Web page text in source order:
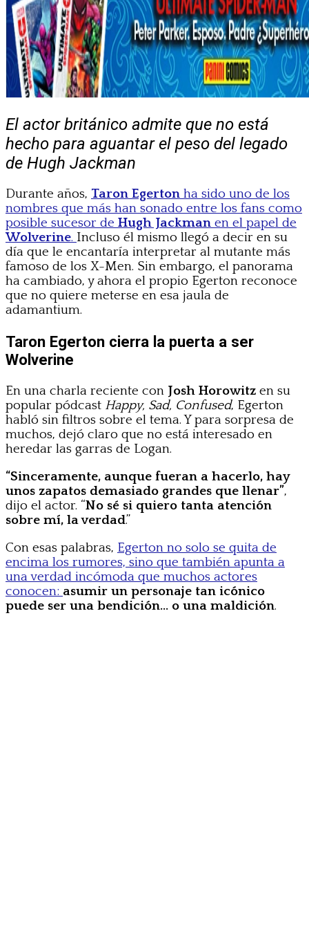
El actor británico admite que no está
hecho para aguantar el peso del legado
de Hugh Jackman
Durante años, Taron Egerton ha sido uno de los
nombres que más han sonado entre los fans como
posible sucesor de Hugh Jackman en el papel de
Wolverine. Incluso él mismo llegó a decir en su
día que le encantaría interpretar al mutante más
famoso de los X-Men. Sin embargo, el panorama
ha cambiado, y ahora el propio Egerton reconoce
que no quiere meterse en esa jaula de
adamantium.
Taron Egerton cierra la puerta a ser
Wolverine
En una charla reciente con Josh Horowitz en su
popular pódcast Happy, Sad, Confused, Egerton
habló sin filtros sobre el tema. Y para sorpresa de
muchos, dejó claro que no está interesado en
heredar las garras de Logan.
“Sinceramente, aunque fueran a hacerlo, hay
unos zapatos demasiado grandes que llenar”,
dijo el actor. “No sé si quiero tanta atención
sobre mí, la verdad.”
Con esas palabras, Egerton no solo se quita de
encima los rumores, sino que también apunta a
una verdad incómoda que muchos actores
conocen: asumir un personaje tan icónico
puede ser una bendición… o una maldición.